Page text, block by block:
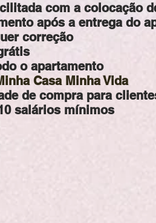
com a colocação
após a entrega do
correção
o apartamento
Casa Minha Vida
de compra para
salários mínimos